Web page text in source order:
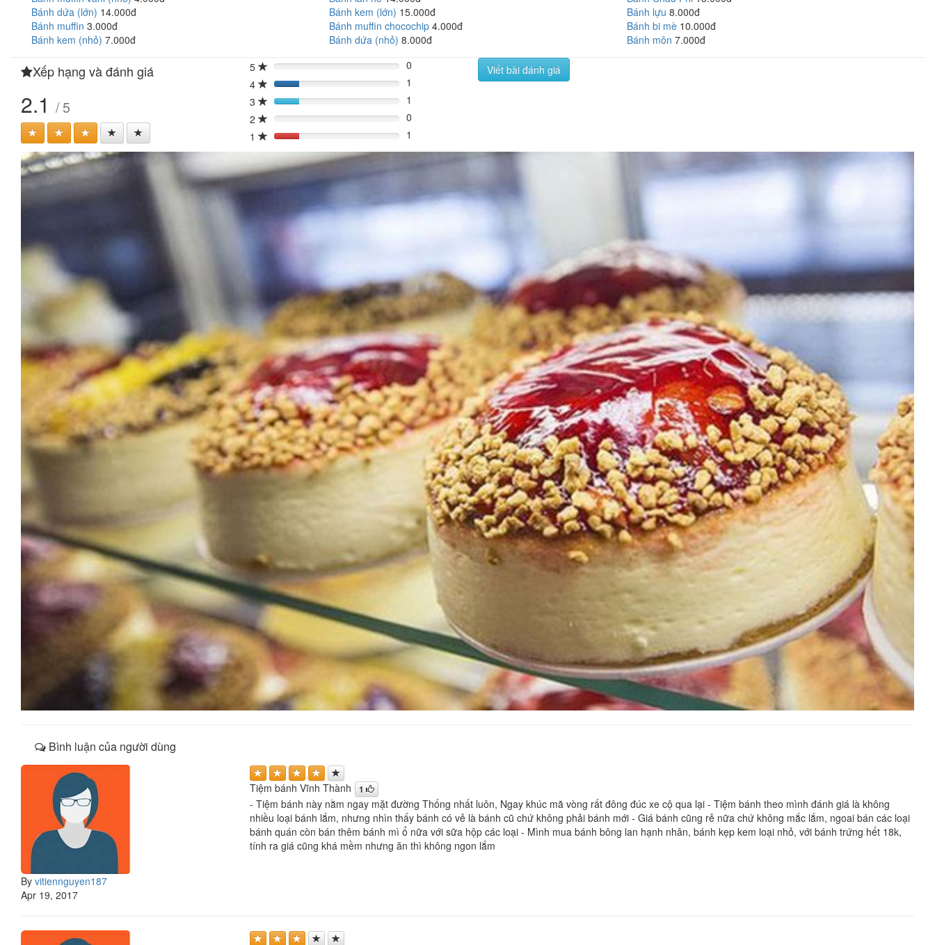
Bánh dứa (lớn) 14.000đ Bánh kem (lớn) 15.000đ Bánh lựu 8.000đ
Bánh muffin 3.000đ Bánh muffin chocochip 4.000đ Bánh bi mè 10.000đ
Bánh kem (nhỏ) 7.000đ Bánh dứa (nhỏ) 8.000đ Bánh môn 7.000đ
Xếp hạng và đánh giá
2.1 / 5
5 0%
0
4
20%
1
3
20%
1
2
0%
0
1
20% 1
Viết bài đánh giá
Bình luận của người dùng
By vitiennguyen187
Apr 19, 2017
Tiệm bánh Vĩnh Thành 1
- Tiệm bánh này nằm ngay mặt đường Thống nhất luôn, Ngay khúc mã vòng rất đông đúc xe cộ qua lại - Tiệm bánh theo mình đánh giá là không
nhiều loại bánh lắm, nhưng nhìn thấy bánh có vẻ là bánh cũ chứ không phải bánh mới - Giá bánh cũng rẻ nữa chứ không mắc lắm, ngoai bán các loại
bánh quán còn bán thêm bánh mì ổ nữa với sữa hộp các loại - Mình mua bánh bông lan hạnh nhân, bánh kẹp kem loại nhỏ, với bánh trứng hết 18k,
tính ra giá cũng khá mềm nhưng ăn thì không ngon lắm